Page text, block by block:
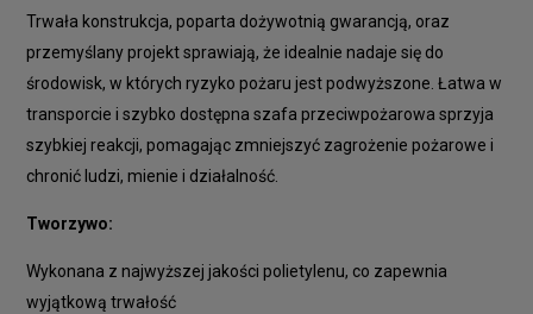
Trwała konstrukcja, poparta dożywotnią gwarancją, oraz
przemyślany projekt sprawiają, że idealnie nadaje się do
środowisk, w których ryzyko pożaru jest podwyższone. Łatwa w
transporcie i szybko dostępna szafa przeciwpożarowa sprzyja
szybkiej reakcji, pomagając zmniejszyć zagrożenie pożarowe i
chronić ludzi, mienie i działalność.
Tworzywo:
Wykonana z najwyższej jakości polietylenu, co zapewnia
wyjątkową trwałość